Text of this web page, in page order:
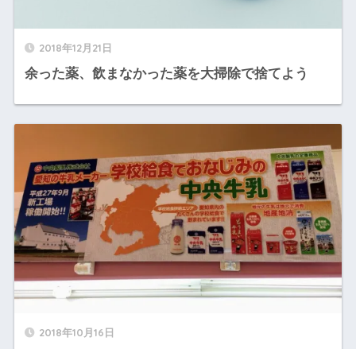
2018年12月21日
余った薬、飲まなかった薬を大掃除で捨てよう
2018年10月16日